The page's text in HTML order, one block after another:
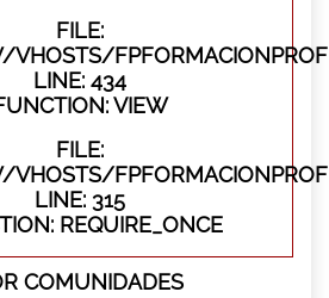
FILE:
LINE: 434
VIEW
FILE:
LINE: 315
REQUIRE_ONCE
COMUNIDADES